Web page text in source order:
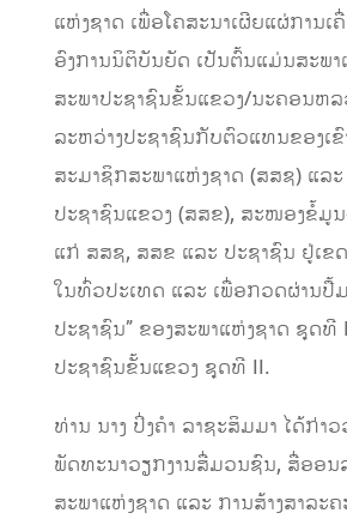
ແຫ່ງຊາດ ເພື່ອໂຄສະນາເຜີຍແຜ່ການເ
ອົງການນິຕິບັນຍັດ ເປັນຕົ້ນແມ່ນສະພາ
ສະພາປະຊາຊົນຂັ້ນແຂວງ/ນະຄອນຫ
ລະຫວ່າງປະຊາຊົນກັບຕົວແທນຂອງເຂົ
ສະມາຊິກສະພາແຫ່ງຊາດ (ສສຊ) ແລ
ປະຊາຊົນແຂວງ (ສສຂ), ສະໜອງຂໍ້ມູ
ແກ່ ສສຊ, ສສຂ ແລະ ປະຊາຊົນ ຢູ່ເຂ
ໃນທົ່ວປະເທດ ແລະ ເພື່ອກວດຜ່ານ
ປະຊາຊົນ” ຂອງສະພາແຫ່ງຊາດ ຊຸດທີ
ປະຊາຊົນຂັ້ນແຂວງ ຊຸດທີ II.
ທ່ານ ນາງ ປິ່ງຄຳ ລາຊະສິມມາ ໄດ້ກ່າ
ພັດທະນາວຽກງານສື່ມວນຊົນ, ສື່ອອນ
ສະພາແຫ່ງຊາດ ແລະ ການສ້າງສາລະ